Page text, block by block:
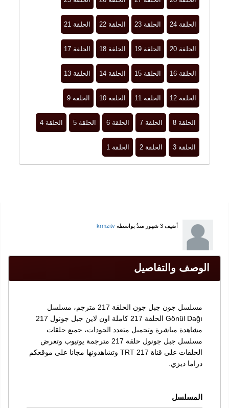
الحلقة 24 الحلقة 23 الحلقة 22 الحلقة 21
الحلقة 20 الحلقة 19 الحلقة 18 الحلقة 17
الحلقة 16 الحلقة 15 الحلقة 14 الحلقة 13
الحلقة 12 الحلقة 11 الحلقة 10 الحلقة 9
الحلقة 8 الحلقة 7 الحلقة 6 الحلقة 5 الحلقة 4
الحلقة 3 الحلقة 2 الحلقة 1
أضيف3 شهور منذُ بواسطةkrmzitv
الوصف والتفاصيل
مسلسل جون جبل جون الحلقة 217 مترجم، مسلسل
Gönül Dağı الحلقة 217 كاملة اون لاين جبل جونول 217
مشاهدة مباشرة وتحميل متعدد الجودات، جميع حلقات
مسلسل جبل جونول حلقة 217 مترجمة يوتيوب وتعرض
الحلقات على قناة TRT 217 وتشاهدونها مجانا على موقعكم
دراما ديزي.
المسلسل